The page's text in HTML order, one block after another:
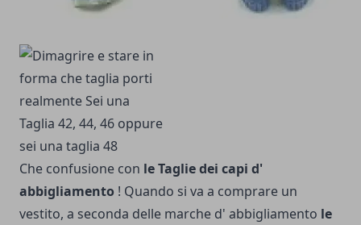
Che confusione con le Taglie dei capi d'
abbigliamento ! Quando si va a comprare un
vestito, a seconda delle marche d' abbigliamento le